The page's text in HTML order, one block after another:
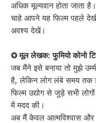
अधिक मूल्यवान होता जाता है।
चाहे आपने यह फिल्म पहले
अवश्य देखें।
◎ मूल लेखक: फुमियो कोनो
जब मैंने इसे बनाया तो मुझे
है, लेकिन लोग लंबे समय तक
फिल्म उद्योग से जुड़े सभी
में मदद की।
अब मैं केवल आत्मविश्वास